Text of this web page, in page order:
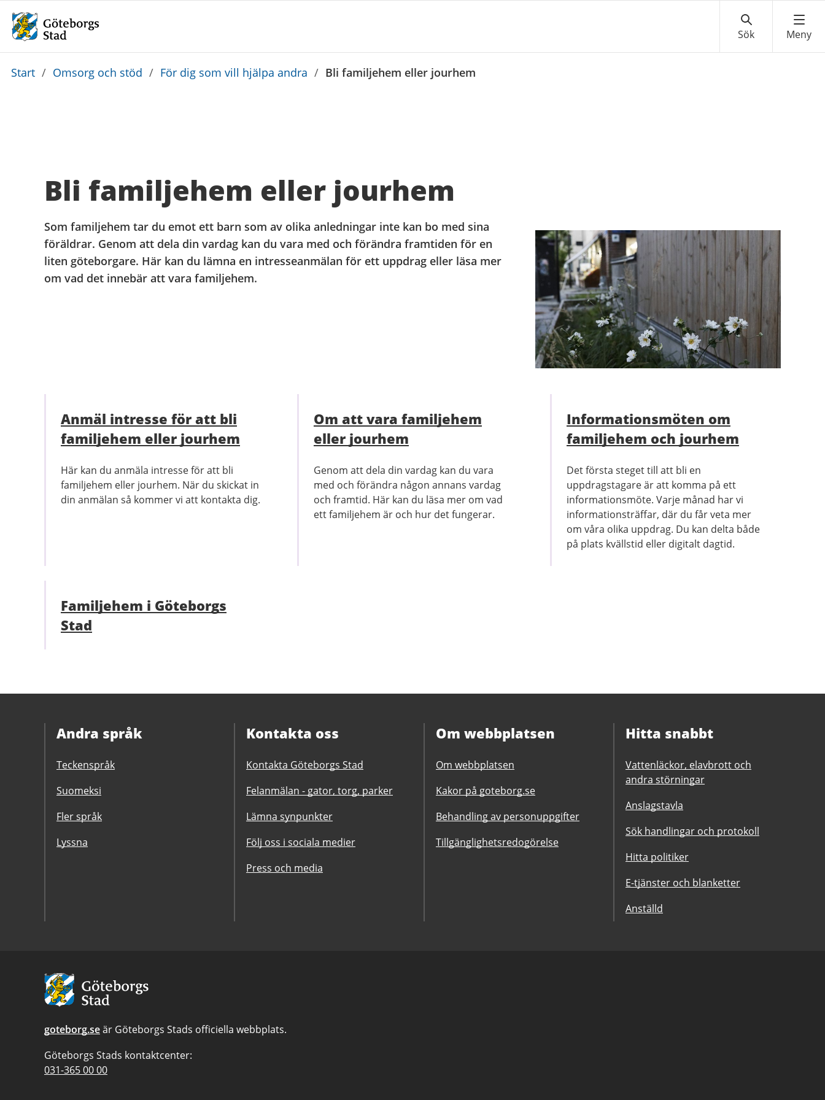
Du
Start / Omsorg och stöd / För dig som vill hjälpa andra / Bli familjehem eller jourhem
Bli familjehem eller jourhem
Som familjehem tar du emot ett barn som av olika anledningar inte kan bo med sina
föräldrar. Genom att dela din vardag kan du vara med och förändra framtiden för en
liten göteborgare. Här kan du lämna en intresseanmälan för ett uppdrag eller läsa mer
om vad det innebär att vara familjehem.
Anmäl intresse för att bli
familjehem eller jourhem
Här kan du anmäla intresse för att bli
familjehem eller jourhem. När du skickat in
din anmälan så kommer vi att kontakta dig.
Om att vara familjehem
eller jourhem
Genom att dela din vardag kan du vara
med och förändra någon annans vardag
och framtid. Här kan du läsa mer om vad
ett familjehem är och hur det fungerar.
Informationsmöten om
familjehem och jourhem
Det första steget till att bli en
uppdragstagare är att komma på ett
informationsmöte. Varje månad har vi
informationsträffar, där du får veta mer
om våra olika uppdrag. Du kan delta både
på plats kvällstid eller digitalt dagtid.
Familjehem i Göteborgs
Stad
Andra språk
Teckenspråk
Suomeksi
Fler språk
Lyssna
Kontakta oss
Kontakta Göteborgs Stad
Felanmälan - gator, torg, parker
Lämna synpunkter
Följ oss i sociala medier
Press och media
Om webbplatsen
Om webbplatsen
Kakor på goteborg.se
Behandling av personuppgifter
Tillgänglighetsredogörelse
Hitta snabbt
Vattenläckor, elavbrott och
andra störningar
Anslagstavla
Sök handlingar och protokoll
Hitta politiker
E-tjänster och blanketter
Anställd
Avsändare:
Göteborgs
Stad
goteborg.seär Göteborgs Stads officiella webbplats.
Göteborgs Stads kontaktcenter:
Telefonnummer
031-365 00 00